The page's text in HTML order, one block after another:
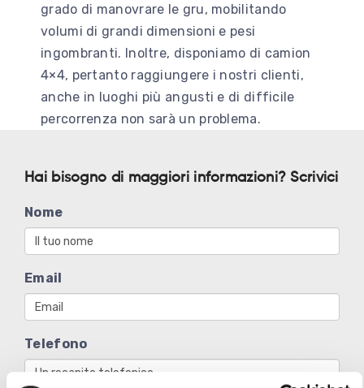
grado di manovrare le gru, mobilitando
volumi di grandi dimensioni e pesi
ingombranti. Inoltre, disponiamo di camion
4×4, pertanto raggiungere i nostri clienti,
anche in luoghi più angusti e di difficile
percorrenza non sarà un problema.
Hai bisogno di maggiori informazioni? Scrivici
Nome
Email
Telefono